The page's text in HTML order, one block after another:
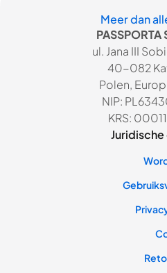
Meer dan
ul. Jana III
40-082
Polen,
NIP:
KRS: